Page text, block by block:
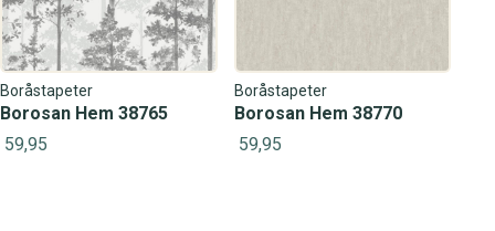
Boråstapeter
Borosan Hem 38765
59,95
Boråstapeter
Borosan Hem 38770
59,95